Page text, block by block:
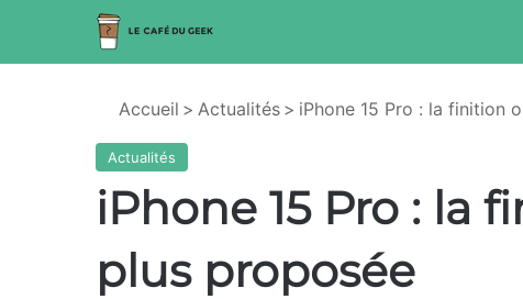
Accueil > Actualités > iPhone 15 Pro : la finition
Actualités
iPhone 15 Pro : la
plus proposée